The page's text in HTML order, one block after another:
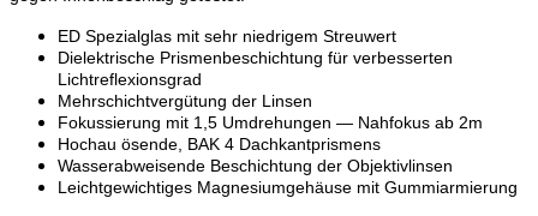
ED Spezialglas mit sehr niedrigem Streuwert
Dielektrische Prismenbeschichtung für verbesserten
Lichtreflexionsgrad
Mehrschichtvergütung der Linsen
Fokussierung mit 1,5 Umdrehungen — Nahfokus ab 2m
Hochau ösende, BAK 4 Dachkantprismens
Wasserabweisende Beschichtung der Objektivlinsen
Leichtgewichtiges Magnesiumgehäuse mit Gummiarmierung